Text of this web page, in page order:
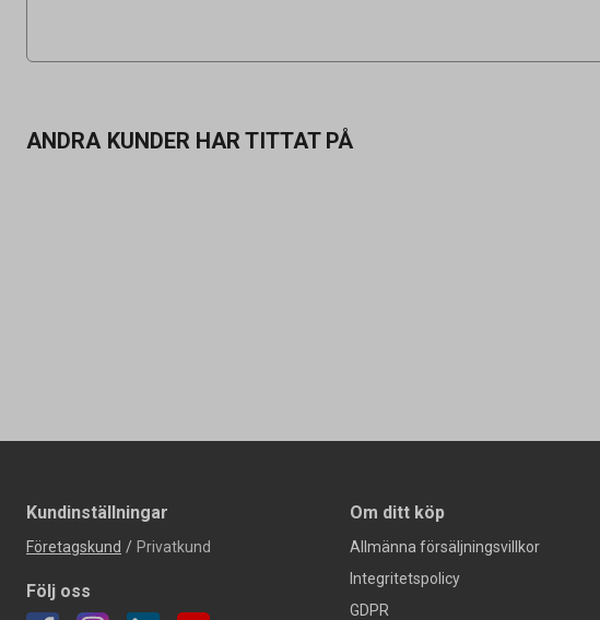
ANDRA KUNDER HAR TITTAT PÅ
Kundinställningar
Företagskund / Privatkund
Följ oss
Om ditt köp
Allmänna försäljningsvillkor
Integritetspolicy
GDPR